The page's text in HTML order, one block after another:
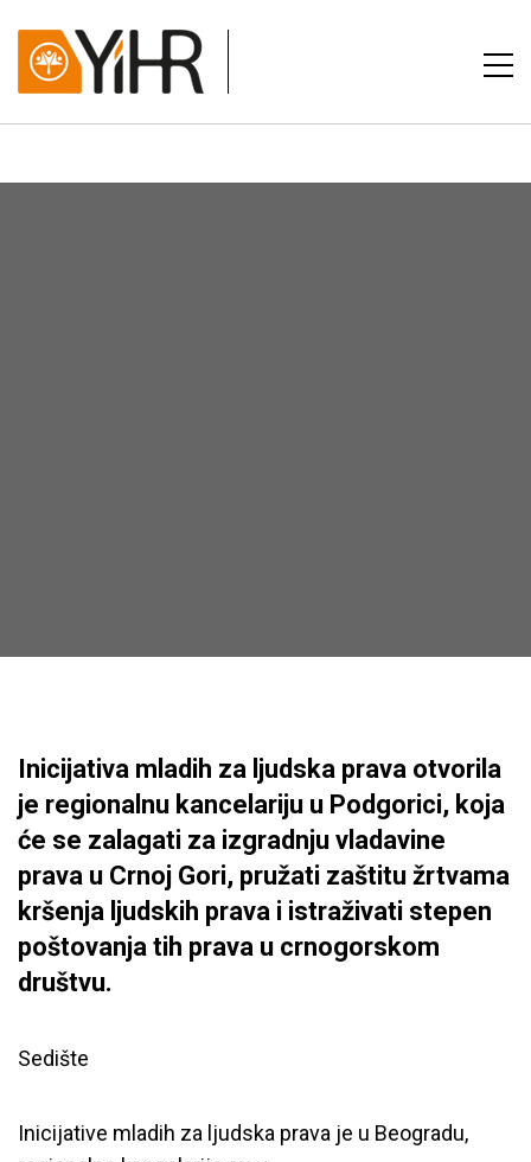
Inicijativa mladih za ljudska prava otvorila
je regionalnu kancelariju u Podgorici, koja
će se zalagati za izgradnju vladavine
prava u Crnoj Gori, pružati zaštitu žrtvama
kršenja ljudskih prava i istraživati stepen
poštovanja tih prava u crnogorskom
društvu.
Sedište
Inicijative mladih za ljudska prava je u Beogradu,